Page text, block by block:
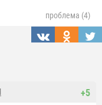
проблема (4)
+5